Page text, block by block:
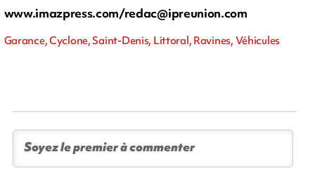
www.imazpress.com/redac@ipreunion.com
Garance, Cyclone, Saint-Denis, Littoral, Ravines, Véhicules